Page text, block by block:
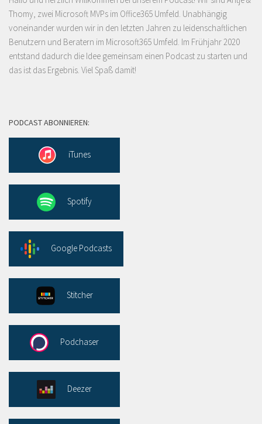
Thomy, zwei Microsoft MVPs im Office365 Umfeld. Unabhängig
voneinander wurden wir in den letzten Jahren zu leidenschaftlichen
Benutzern und Beratern im Microsoft365 Umfeld. Im Frühjahr 2020
entstand dadurch die Idee gemeinsam einen Podcast zu starten und
das ist das Ergebnis. Viel Spaß damit!
PODCAST ABONNIEREN:
iTunes
Spotify
Google Podcasts
Stitcher
Podchaser
Deezer